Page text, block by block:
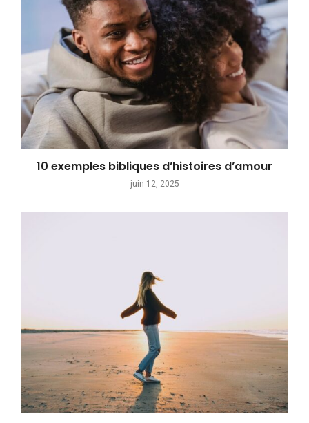
10 exemples bibliques d’histoires d’amour
juin 12, 2025